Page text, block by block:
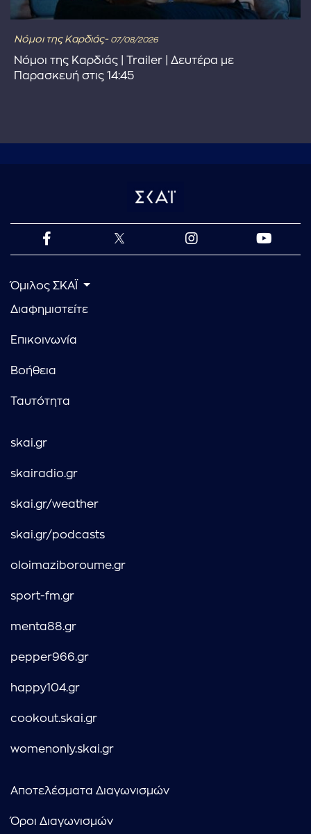
Νόμοι της Καρδιάς- 07/08/2026
Νόμοι της Καρδιάς | Trailer | Δευτέρα με
Παρασκευή στις 14:45
Όμιλος ΣΚΑΪ
Διαφημιστείτε
Επικοινωνία
Βοήθεια
Ταυτότητα
skai.gr
skairadio.gr
skai.gr/weather
skai.gr/podcasts
oloimaziboroume.gr
sport-fm.gr
menta88.gr
pepper966.gr
happy104.gr
cookout.skai.gr
womenonly.skai.gr
Αποτελέσματα Διαγωνισμών
Όροι Διαγωνισμών